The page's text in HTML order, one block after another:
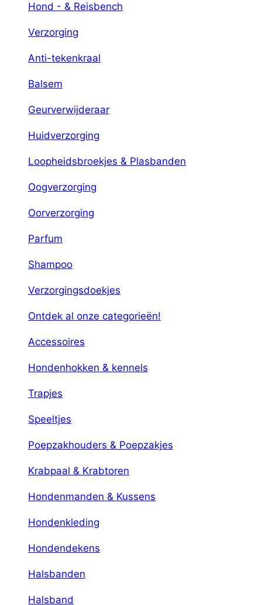
Hond - & Reisbench
Verzorging
Anti-tekenkraal
Balsem
Geurverwijderaar
Huidverzorging
Loopheidsbroekjes & Plasbanden
Oogverzorging
Oorverzorging
Parfum
Shampoo
Verzorgingsdoekjes
Ontdek al onze categorieën!
Accessoires
Hondenhokken & kennels
Trapjes
Speeltjes
Poepzakhouders & Poepzakjes
Krabpaal & Krabtoren
Hondenmanden & Kussens
Hondenkleding
Hondendekens
Halsbanden
Halsband